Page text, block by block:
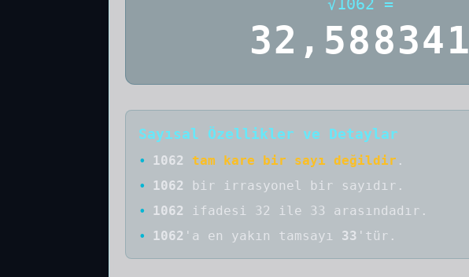
√1062 =
32,588341
Sayısal Özellikler ve Detaylar
• 1062 tam kare bir sayı değildir .
•
1062 bir irrasyonel bir sayıdır .
•
1062
ifadesi 32 ile 33 arasındadır.
•
1062 'a en yakın tamsayı 33 'tür.